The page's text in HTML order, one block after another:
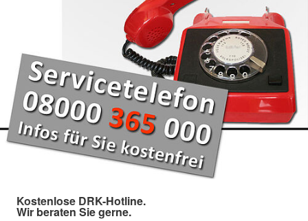
Kostenlose DRK-Hotline.
Wir beraten Sie gerne.